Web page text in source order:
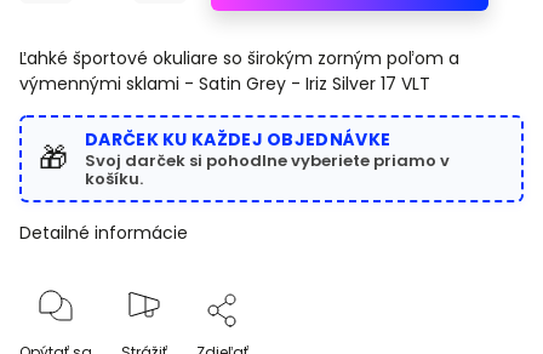
Ľahké športové okuliare so širokým zorným poľom a
výmennými sklami - Satin Grey - Iriz Silver 17 VLT
🎁 DARČEK KU KAŽDEJ OBJEDNÁVKE
Svoj darček si pohodlne vyberiete priamo v
košíku.
Detailné informácie